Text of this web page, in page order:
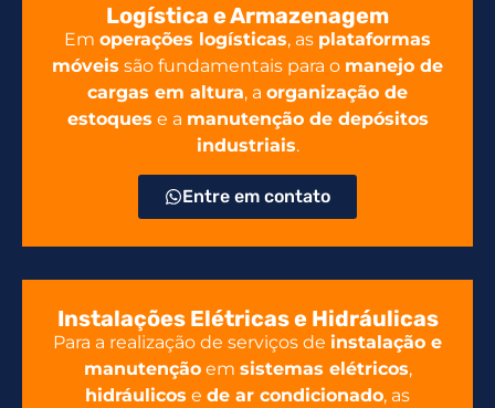
Logística e Armazenagem
Em operações logísticas, as plataformas
móveis são fundamentais para o manejo de
cargas em altura, a organização de
estoques e a manutenção de depósitos
industriais.
Entre em contato
Instalações Elétricas e Hidráulicas
Para a realização de serviços de instalação e
manutençãoem sistemas elétricos,
hidráulicos e de ar condicionado, as